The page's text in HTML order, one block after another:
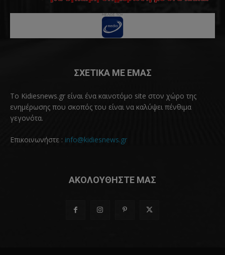
ΣΧΕΤΙΚΑ ΜΕ ΕΜΑΣ
Το Kidiesnews.gr είναι ένα καινοτόμο site στον χώρο της
ενημέρωσης που σκοπός του είναι να καλύψει πένθιμα
γεγονότα.
Επικοινωνήστε : info@kidiesnews.gr
ΑΚΟΛΟΥΘΗΣΤΕ ΜΑΣ